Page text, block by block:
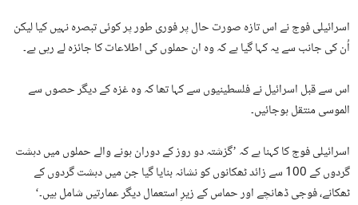
اسرائیلی فوج نے اس تازہ صورت حال پر فوری طور پر کوئی تبصرہ نہیں کیا لیکن
اُن کی جانب سے یہ کہا گیا ہے کہ وہ ان حملوں کی اطلاعات کا جائزہ لے رہی ہے۔
اس سے قبل اسرائیل نے فلسطینیوں سے کہا تھا کہ وہ غزہ کے دیگر حصوں سے
الموسی منتقل ہوجائیں۔
اسرائیلی فوج کا کہنا ہے کہ ’گزشتہ دو روز کے دوران ہونے والے حملوں میں دہشت
گردوں کے 100 سے زائد ٹھکانوں کو نشانہ بنایا گیا جن میں دہشت گردوں کے
ٹھکانے، فوجی ڈھانچے اور حماس کے زیرِ استعمال دیگر عمارتیں شامل ہیں۔‘